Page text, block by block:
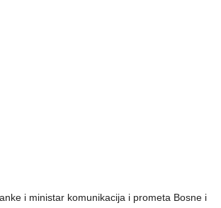
i ministar komunikacija i prometa Bosne i